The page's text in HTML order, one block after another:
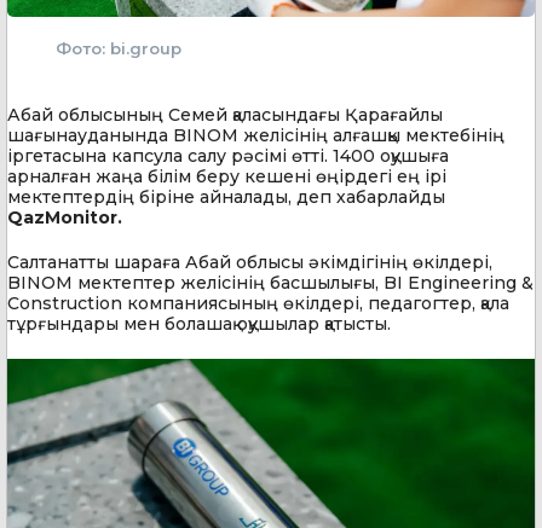
Фото: bi.group
Абай облысының Семей қаласындағы Қарағайлы
шағынауданында BINOM желісінің алғашқы мектебінің
іргетасына капсула салу рәсімі өтті. 1400 оқушыға
арналған жаңа білім беру кешені өңірдегі ең ірі
мектептердің біріне айналады, деп хабарлайды
QazMonitor.
Салтанатты шараға Абай облысы әкімдігінің өкілдері,
BINOM мектептер желісінің басшылығы, BI Engineering &
Construction компаниясының өкілдері, педагогтер, қала
тұрғындары мен болашақ оқушылар қатысты.